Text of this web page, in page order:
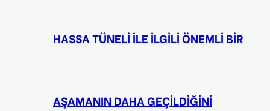
HASSA TÜNELİ İLE İLGİLİ ÖNEMLİ BİR
AŞAMANIN DAHA GEÇİLDİĞİNİ